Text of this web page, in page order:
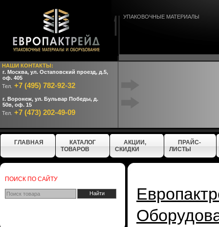
НАШИ КОНТАКТЫ:
г. Москва, ул. Остаповский проезд, д.5,
оф. 405
Тел. +7 (495) 782-92-32
г. Воронеж, ул. Бульвар Победы, д.
50в, оф. 15
Тел. +7 (473) 202-49-09
УПАКОВОЧНЫЕ МАТЕРИАЛЫ
ГЛАВНАЯ
КАТАЛОГ
ТОВАРОВ
АКЦИИ,
СКИДКИ
ПРАЙС-
ЛИСТЫ
ПОИСК ПО САЙТУ